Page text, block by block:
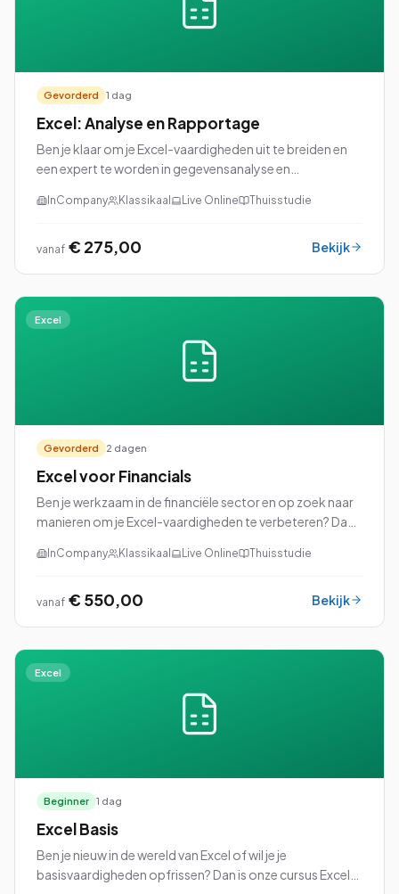
Gevorderd 1 dag
Excel: Analyse en Rapportage
Ben je klaar om je Excel-vaardigheden uit te breiden en
een expert te worden in gegevensanalyse en
Rapportage perfect voor jou!
InCompany Klassikaal Live Online Thuisstudie
vanaf € 275,00 Bekijk
Excel
Gevorderd 2 dagen
Excel voor Financials
Ben je werkzaam in de financiële sector en op zoek naar
manieren om je Excel-vaardigheden te verbeteren? Dan
hebt!InCompany Klassikaal Live Online Thuisstudie
vanaf € 550,00 Bekijk
Excel
Beginner 1 dag
Excel Basis
Ben je nieuw in de wereld van Excel of wil je je
basisvaardigheden opfrissen? Dan is onze cursus Excel